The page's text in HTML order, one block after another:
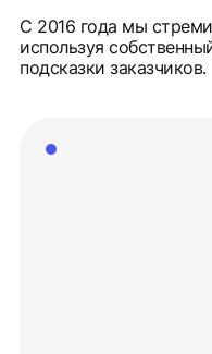
С 2016 года мы
используя
подсказки заказчиков.